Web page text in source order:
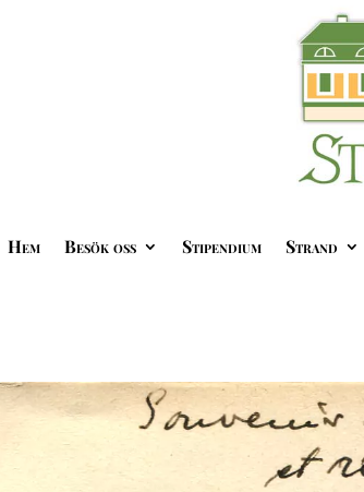
Hem Besök oss Stipendium Strand